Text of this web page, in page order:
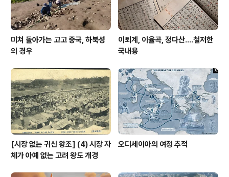
미쳐 돌아가는 고고 중국, 하북성
의 경우
이퇴계, 이율곡, 정다산....철저한
국내용
[시장 없는 귀신 왕조] (4) 시장 자
체가 아예 없는 고려 왕도 개경
오디세이아의 여정 추적